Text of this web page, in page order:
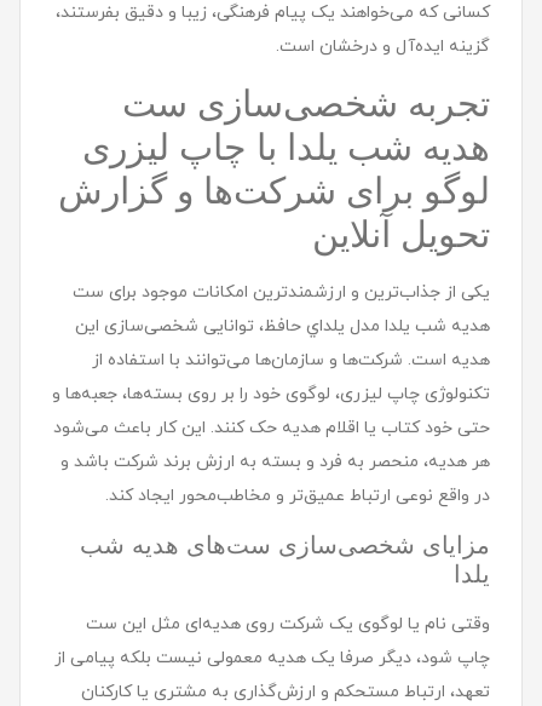
کسانی که می‌خواهند یک پیام فرهنگی، زیبا و دقیق بفرستند،
گزینه ایده‌آل و درخشان است.
تجربه شخصی‌سازی ست
هديه شب یلدا با چاپ لیزری
لوگو برای شرکت‌ها و گزارش
تحویل آنلاین
یکی از جذاب‌ترین و ارزشمندترین امکانات موجود برای ست
هديه شب یلدا مدل يلداي حافظ، توانایی شخصی‌سازی این
هدیه است. شرکت‌ها و سازمان‌ها می‌توانند با استفاده از
تکنولوژی چاپ لیزری، لوگوی خود را بر روی بسته‌ها، جعبه‌ها و
حتی خود کتاب یا اقلام هدیه حک کنند. این کار باعث می‌شود
هر هدیه، منحصر به فرد و بسته به ارزش برند شرکت باشد و
در واقع نوعی ارتباط عمیق‌تر و مخاطب‌محور ایجاد کند.
مزایای شخصی‌سازی ست‌های هدیه شب
یلدا
وقتی نام یا لوگوی یک شرکت روی هدیه‌ای مثل این ست
چاپ شود، دیگر صرفا یک هدیه معمولی نیست بلکه پیامی از
تعهد، ارتباط مستحکم و ارزش‌گذاری به مشتری یا کارکنان